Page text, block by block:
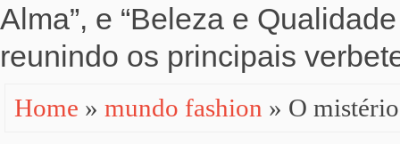
Alma”, e “Beleza e
reunindo os principais
Home » mundo fashion » O